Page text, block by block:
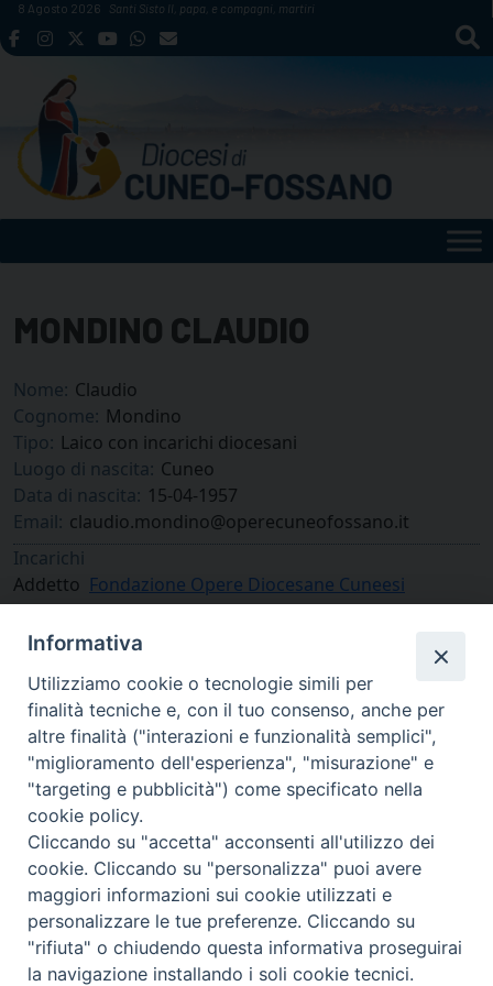
Skip
to
8 Agosto 2026 Santi Sisto II, papa, e compagni, martiri
MONDINO CLAUDIO
Nome: Claudio
Cognome: Mondino
Tipo: Laico con incarichi diocesani
Luogo di nascita: Cuneo
Data di nascita: 15-04-1957
Email: claudio.mondino@operecuneofossano.it
Incarichi
Addetto Fondazione Opere Diocesane Cuneesi
Direttore Sala Cinema Lanteri
via Amedeo Rossi, 28 - 12100 Cuneo
segreteriagenerale@diocesicuneofossano.it
c.f. 96017380047
Informativa
Utilizziamo cookie o tecnologie simili per
finalità tecniche e, con il tuo consenso, anche per
altre finalità ("interazioni e funzionalità semplici",
"miglioramento dell'esperienza", "misurazione" e
"targeting e pubblicità") come specificato nella
cookie policy.
Cliccando su "accetta" acconsenti all'utilizzo dei
cookie. Cliccando su "personalizza" puoi avere
maggiori informazioni sui cookie utilizzati e
personalizzare le tue preferenze. Cliccando su
"rifiuta" o chiudendo questa informativa proseguirai
la navigazione installando i soli cookie tecnici.